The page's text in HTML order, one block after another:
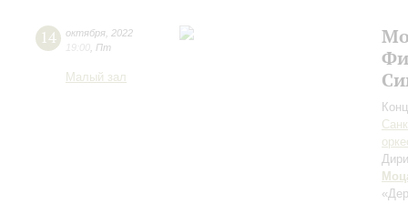
14 октября 2022
19:00 Пт
Малый зал